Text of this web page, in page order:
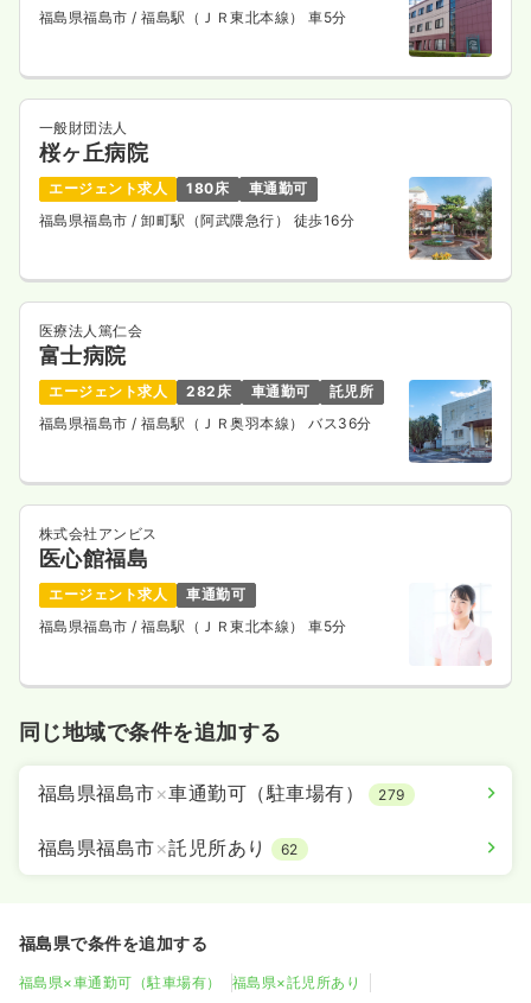
福島県福島市 / 福島駅（ＪＲ東北本線） 車5分
一般財団法人
桜ヶ丘病院
エージェント求人 180床
車通勤可
福島県福島市 / 卸町駅（阿武隈急行） 徒歩16分
医療法人篤仁会
富士病院
エージェント求人 282床 車通勤可
託児所
福島県福島市 / 福島駅（ＪＲ奥羽本線） バス36分
株式会社アンビス
医心館福島
エージェント求人
車通勤可
福島県福島市 / 福島駅（ＪＲ東北本線） 車5分
同じ地域で条件を追加する
福島県福島市×車通勤可（駐車場有） 279
福島県福島市×託児所あり 62
福島県で条件を追加する
福島県×車通勤可（駐車場有） 福島県×託児所あり